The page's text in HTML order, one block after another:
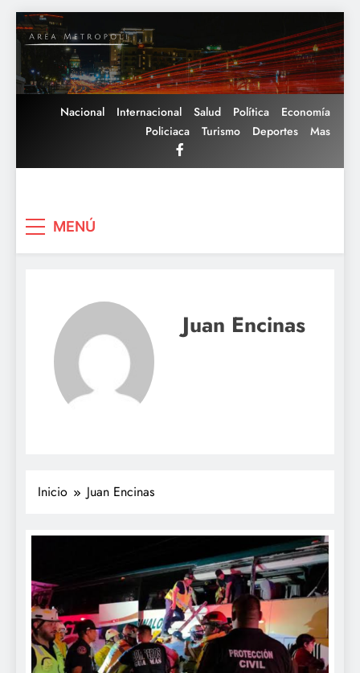
Saltar
al
contenido
Nacional Internacional Salud Política
Economía
Policiaca
Turismo Deportes Mas
MENÚ
Juan Encinas
Inicio Juan Encinas